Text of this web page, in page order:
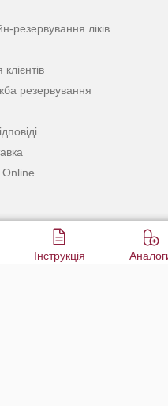
Інструкція
резервування ліків
резервування